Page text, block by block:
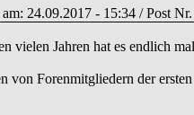
am: 24.09.2017 - 15:34 / Post
vielen Jahren hat es endlich
von Forenmitgliedern der